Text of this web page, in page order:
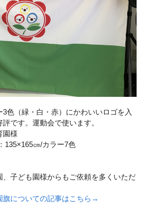
色（緑・白・赤）にかわいいロゴを入
です。運動会で使います。
園様
135×165㎝/カラー7色
、子ども園様からもご依頼を多くいただ
旗についての記事はこちら→